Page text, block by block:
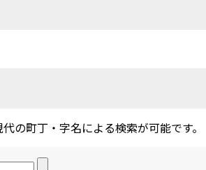
の町丁・字名による検索が可能です。